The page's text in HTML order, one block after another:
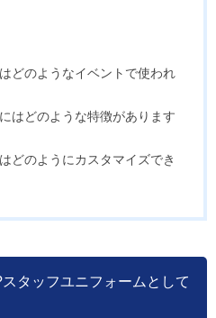
どのようなイベントで使われ
はどのような特徴があります
どのようにカスタマイズでき
タッフユニフォームとして